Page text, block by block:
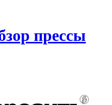
прессы